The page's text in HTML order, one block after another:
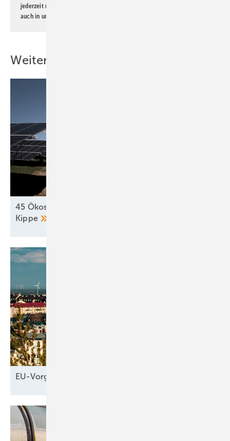
jederzeit möglich. Informationen zum Umgang mit Daten finden Sie
auch in unserer
Weitere Inhalte
45 Ökostromprojekte in Kroatien stehen auf der
Kippe
EU-Vorgaben